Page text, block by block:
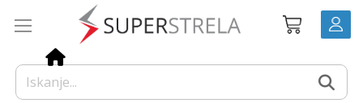
Košarica